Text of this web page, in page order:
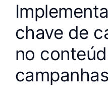
chave de
no
campanhas